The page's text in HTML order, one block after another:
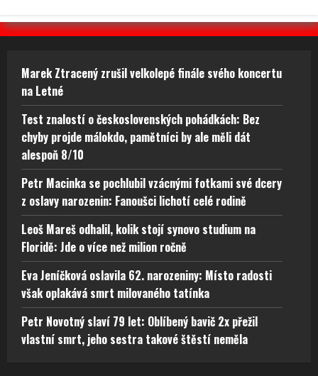
Marek Ztracený zrušil velkolepé finále svého koncertu
na Letné
Test znalostí o československých pohádkách: Bez
chyby projde málokdo, pamětníci by ale měli dát
alespoň 8/10
Petr Macinka se pochlubil vzácnými fotkami své dcery
z oslavy narozenin: Fanoušci lichotí celé rodině
Leoš Mareš odhalil, kolik stojí synovo studium na
Floridě: Jde o více než milion ročně
Eva Jeníčková oslavila 62. narozeniny: Místo radosti
však oplakává smrt milovaného tatínka
Petr Novotný slaví 79 let: Oblíbený bavič 2x přežil
vlastní smrt, jeho sestra takové štěstí neměla